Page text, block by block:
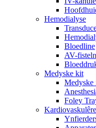
Hemodialyse
Bloedline
AV-
Medyske kit
Medyske
Foley